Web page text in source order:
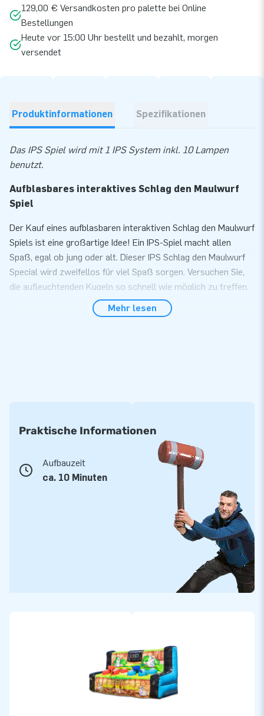
129,00 € Versandkosten pro palette bei Online
Bestellungen
Heute vor 15:00 Uhr bestellt und bezahlt, morgen
versendet
Produktinformationen Spezifikationen
Das IPS Spiel wird mit 1 IPS System inkl. 10 Lampen
benutzt.
Aufblasbares interaktives Schlag den Maulwurf
Spiel
Der Kauf eines aufblasbaren interaktiven Schlag den Maulwurf
Spiels ist eine großartige Idee! Ein IPS-Spiel macht allen
Spaß, egal ob jung oder alt. Dieser IPS Schlag den Maulwurf
Special wird zweifellos für viel Spaß sorgen. Versuchen Sie,
die aufleuchtenden Kugeln so schnell wie möglich zu treffen.
Sobald Sie ein Tor erzielt haben, wird Ihr Ergebnis auf dem
Display oben angezeigt. Auf diese Weise können Sie mit Ihrem
ganz einfach gegen Ihren Gegner spielen. Dieses Spiel wird mit
austauschbaren Bannern geliefert. Sie können wählen, ob Sie
versuchen möchten, Maulwürfe oder Pinguine zu treffen. Und
keine Sorge, dieses interaktive Schlag den Maulwurf Spiel
kann einiges einstecken. Die Qualität dieser Attraktion ist
ausgezeichnet. Sollte doch einmal etwas nicht in Ordnung
sein, können Sie sich auf unseren guten Service verlassen.
Unsere Experten stehen Ihnen mit Rat und Tat zur Seite.
JB Hüpfburg bietet die beste Qualität und den
ausgezeichneter Qualität. Und stimmt etwas mit Ihrer
Hüpfburg nicht? Dann steht unser professionelles
Serviceteam für Sie bereit. Wir bieten eine Garantie auf das
Material und die Verarbeitung unserer Hüpfburgen. Vom
Mehr lesen
Praktische Informationen
Aufbauzeit
ca. 10 Minuten